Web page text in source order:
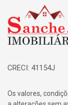
Página inicial
CRECI: 41154J
Os valores,